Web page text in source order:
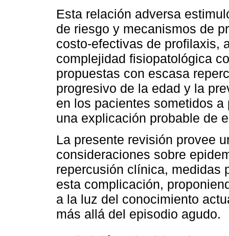
Esta relación adversa
de riesgo y mecanismos de
costo-efectivas de profilaxis,
complejidad fisiopatológica
propuestas con escasa
progresivo de la edad y la
en los pacientes sometidos
una explicación probable de
La presente revisión provee
consideraciones sobre
repercusión clínica, medidas
esta complicación,
a la luz del conocimiento
más allá del episodio agudo.